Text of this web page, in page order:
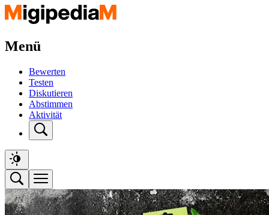
Menü
Bewerten
Testen
Diskutieren
Abstimmen
Aktivität